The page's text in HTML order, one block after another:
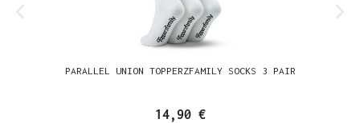
PARALLEL UNION TOPPERZFAMILY SOCKS 3 PAIR
14,90 €